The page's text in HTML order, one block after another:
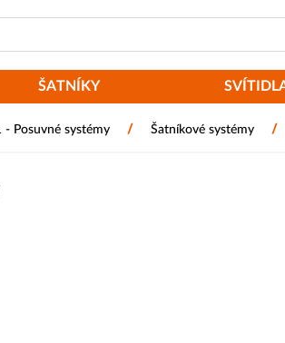
ŠATNÍKY
- Posuvné systémy / Šatníkové systémy /